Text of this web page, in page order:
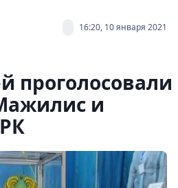
16:20, 10 января 2021
проголосовали
и